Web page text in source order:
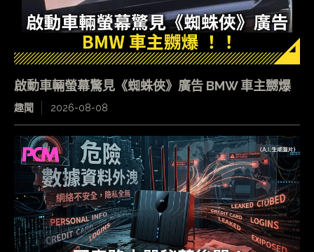
啟動車輛螢幕驚見《蜘蛛俠》廣告 BMW 車主嬲爆
趣聞 2026-08-08